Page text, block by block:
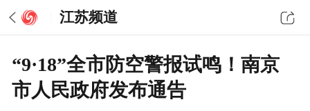
江苏频道
“9·18”全市防空警报试鸣！南京
市人民政府发布通告